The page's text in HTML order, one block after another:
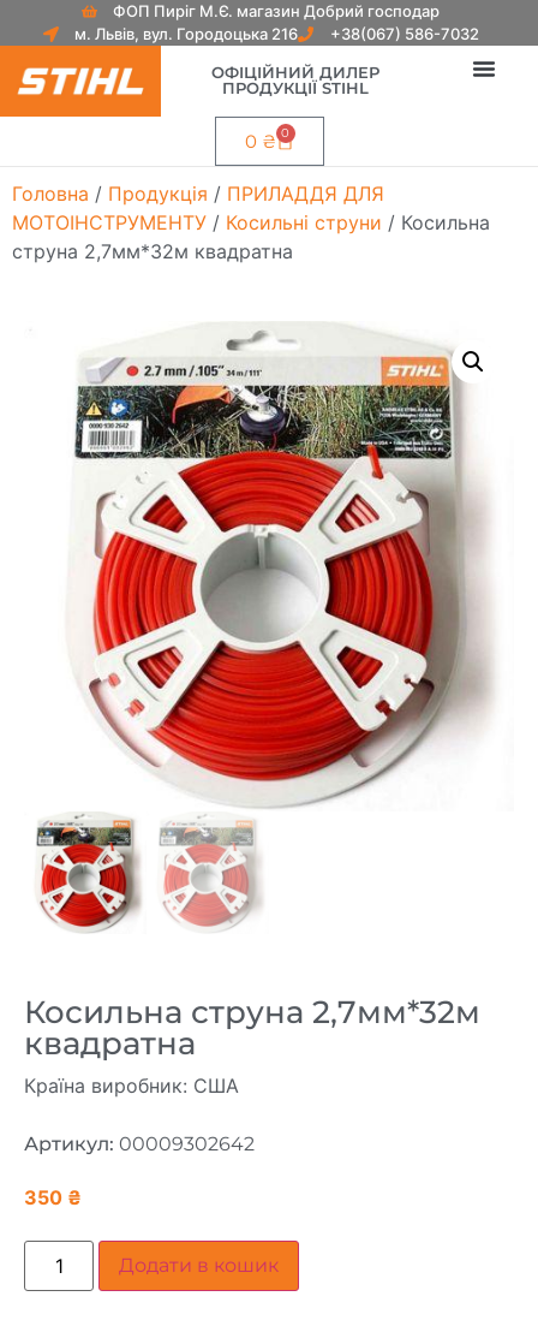
ФОП Пиріг М.Є. магазин Добрий господар
м. Львів, вул. Городоцька 216
+38(067) 586-7032
ОФІЦІЙНИЙ ДИЛЕР
ПРОДУКЦІЇ STIHL
0 ₴ 0
Головна / Продукція / ПРИЛАДДЯ ДЛЯ
МОТОІНСТРУМЕНТУ / Косильні струни / Косильна
струна 2,7мм*32м квадратна
Косильна струна 2,7мм*32м
квадратна
Країна виробник: США
Артикул: 00009302642
350 ₴
Додати в кошик